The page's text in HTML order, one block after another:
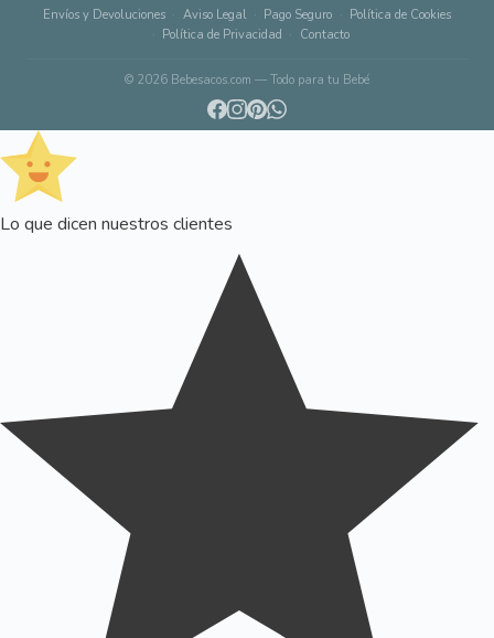
Envíos y Devoluciones Aviso Legal Pago Seguro
Política de Cookies
Política de Privacidad
Contacto
© 2026 Bebesacos.com — Todo para tu Bebé
Lo que dicen nuestros clientes